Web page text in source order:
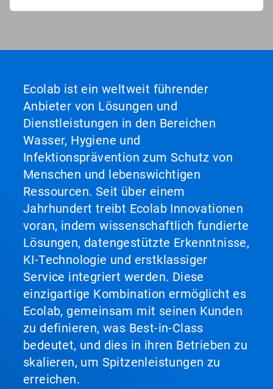
Ecolab ist ein weltweit führender
Anbieter von Lösungen und
Dienstleistungen in den Bereichen
Wasser, Hygiene und
Infektionsprävention zum Schutz von
Menschen und lebenswichtigen
Ressourcen. Seit über einem
Jahrhundert treibt Ecolab Innovationen
voran, indem wissenschaftlich fundierte
Lösungen, datengestützte Erkenntnisse,
KI-Technologie und erstklassiger
Service integriert werden. Diese
einzigartige Kombination ermöglicht es
Ecolab, gemeinsam mit seinen Kunden
zu definieren, was Best-in-Class
bedeutet, und dies in ihren Betrieben zu
skalieren, um Spitzenleistungen zu
erreichen.